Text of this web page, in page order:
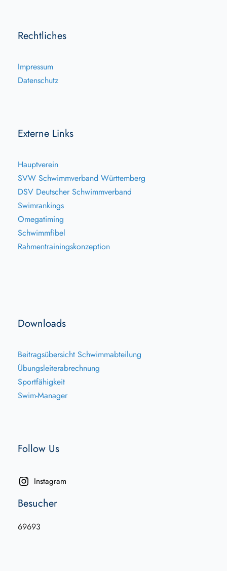
Rechtliches
Impressum
Datenschutz
Externe Links
Hauptverein
SVW Schwimmverband Württemberg
DSV Deutscher Schwimmverband
Swimrankings
Omegatiming
Schwimmfibel
Rahmentrainingskonzeption
Downloads
Beitragsübersicht Schwimmabteilung
Übungsleiterabrechnung
Sportfähigkeit
Swim-Manager
Follow Us
Instagram
Besucher
69693